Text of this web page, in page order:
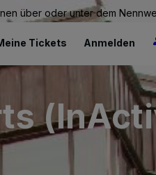
über oder unter dem
Tickets Anmelden